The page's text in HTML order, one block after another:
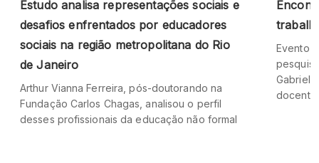
Estudo analisa representações sociais e
desafios enfrentados por educadores
sociais na região metropolitana do Rio
de Janeiro
Arthur Vianna Ferreira, pós-doutorando na
Fundação Carlos Chagas, analisou o perfil
desses profissionais da educação não formal
Evento
docente